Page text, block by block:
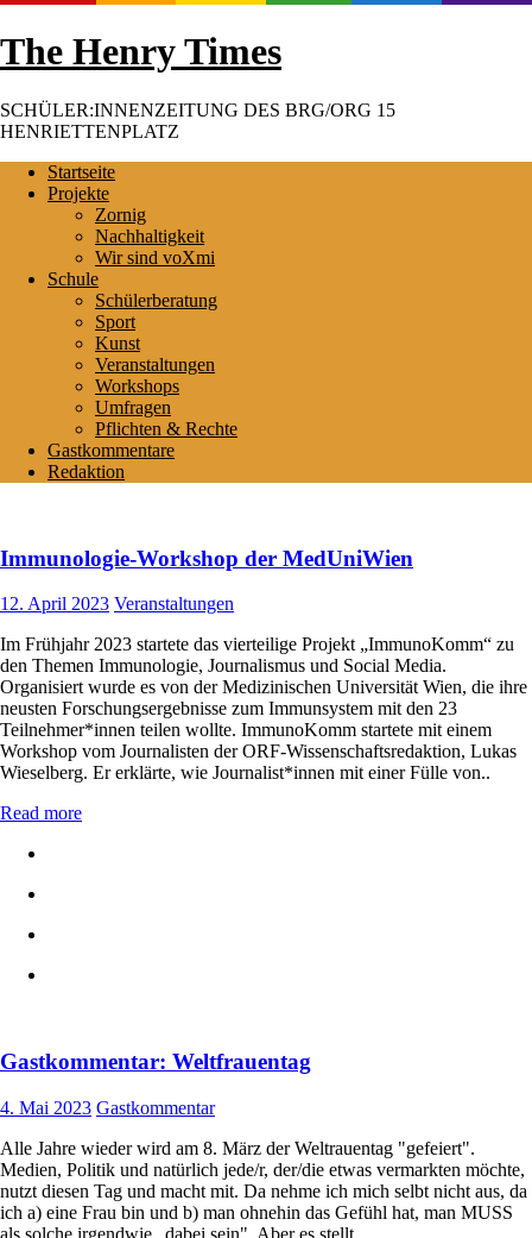
Skip
to
The Henry Times
SCHÜLER:INNENZEITUNG DES BRG/ORG 15
HENRIETTENPLATZ
Startseite
Projekte
Zornig
Nachhaltigkeit
Wir sind voXmi
Schule
Schülerberatung
Sport
Kunst
Veranstaltungen
Workshops
Umfragen
Pflichten & Rechte
Gastkommentare
Redaktion
Immunologie-Workshop der MedUniWien
12. April 2023 Veranstaltungen
Im Frühjahr 2023 startete das vierteilige Projekt „ImmunoKomm“ zu
den Themen Immunologie, Journalismus und Social Media.
Organisiert wurde es von der Medizinischen Universität Wien, die ihre
neusten Forschungsergebnisse zum Immunsystem mit den 23
Teilnehmer*innen teilen wollte. ImmunoKomm startete mit einem
Workshop vom Journalisten der ORF-Wissenschaftsredaktion, Lukas
Wieselberg. Er erklärte, wie Journalist*innen mit einer Fülle von..
Read more
Gastkommentar: Weltfrauentag
4. Mai 2023 Gastkommentar
Alle Jahre wieder wird am 8. März der Weltrauentag "gefeiert".
Medien, Politik und natürlich jede/r, der/die etwas vermarkten möchte,
nutzt diesen Tag und macht mit. Da nehme ich mich selbt nicht aus, da
ich a) eine Frau bin und b) man ohnehin das Gefühl hat, man MUSS
als solche irgendwie „dabei sein". Aber es stellt..